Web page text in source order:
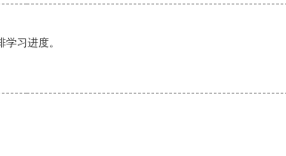
习进度。